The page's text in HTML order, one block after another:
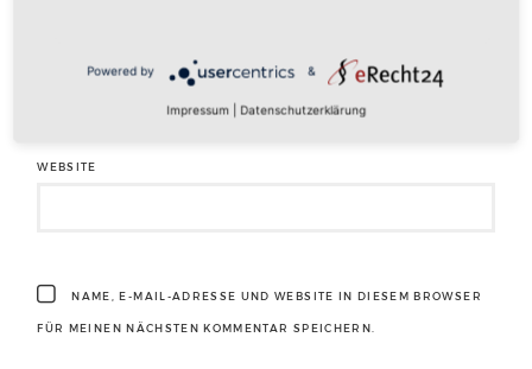
E-MAIL-ADRESSE
WEBSITE
NAME, E-MAIL-ADRESSE UND WEBSITE IN DIESEM BROWSER
FÜR MEINEN NÄCHSTEN KOMMENTAR SPEICHERN.
Powered by &
Impressum Datenschutzerklärung